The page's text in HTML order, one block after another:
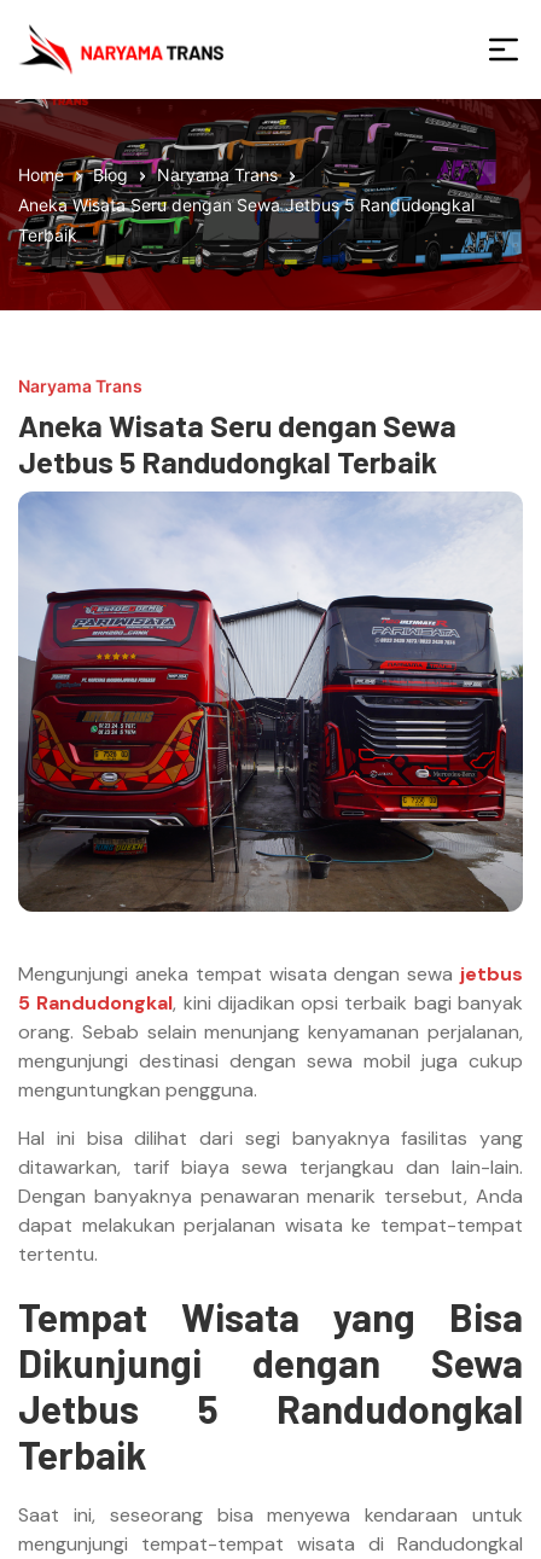
content
Home Blog
Naryama Trans
Aneka Wisata Seru dengan Sewa Jetbus 5 Randudongkal
Terbaik
Naryama Trans
Aneka Wisata Seru dengan Sewa
Jetbus 5 Randudongkal Terbaik
Mengunjungi aneka tempat wisata dengan sewa jetbus
5 Randudongkal, kini dijadikan opsi terbaik bagi banyak
orang. Sebab selain menunjang kenyamanan perjalanan,
mengunjungi destinasi dengan sewa mobil juga cukup
menguntungkan pengguna.
Hal ini bisa dilihat dari segi banyaknya fasilitas yang
ditawarkan, tarif biaya sewa terjangkau dan lain-lain.
Dengan banyaknya penawaran menarik tersebut, Anda
dapat melakukan perjalanan wisata ke tempat-tempat
tertentu.
Tempat Wisata yang Bisa
Dikunjungi dengan Sewa
Jetbus 5 Randudongkal
Terbaik
Saat ini, seseorang bisa menyewa kendaraan untuk
mengunjungi tempat-tempat wisata di Randudongkal